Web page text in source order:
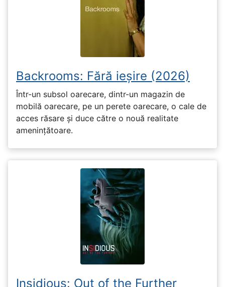
Backrooms: Fără ieșire (2026)
Într-un subsol oarecare, dintr-un magazin de
mobilă oarecare, pe un perete oarecare, o cale de
acces răsare și duce către o nouă realitate
amenințătoare.
Insidious: Out of the Further